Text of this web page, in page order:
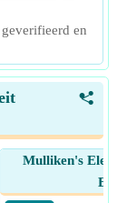
en
<
Mulliken's